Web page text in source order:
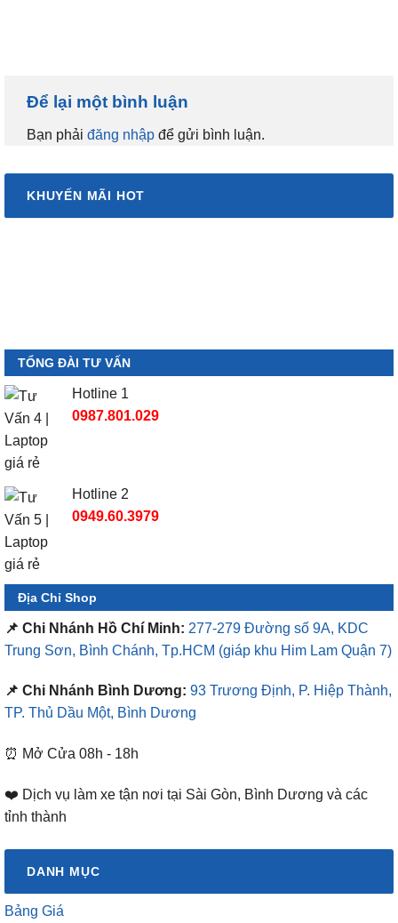
Để lại một bình luận
Bạn phải đăng nhập để gửi bình luận.
KHUYẾN MÃI HOT
TỔNG ĐÀI TƯ VẤN
Hotline 1
0987.801.029
Hotline 2
0949.60.3979
Địa Chỉ Shop
📌 Chi Nhánh Hồ Chí Minh: 277-279 Đường số 9A, KDC
Trung Sơn, Bình Chánh, Tp.HCM (giáp khu Him Lam Quận 7)
📌 Chi Nhánh Bình Dương: 93 Trương Định, P. Hiệp Thành,
TP. Thủ Dầu Một, Bình Dương
⏰ Mở Cửa 08h - 18h
❤️ Dịch vụ làm xe tận nơi tại Sài Gòn, Bình Dương và các
tỉnh thành
DANH MỤC
Bảng Giá